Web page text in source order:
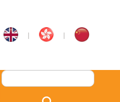
| |